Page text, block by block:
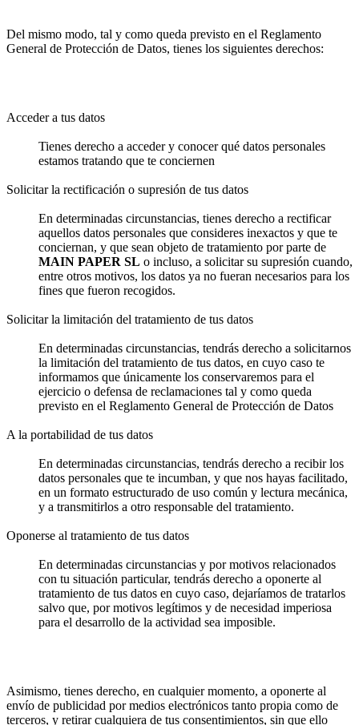
Del mismo modo, tal y como queda previsto en el Reglamento
General de Protección de Datos, tienes los siguientes derechos:
Acceder a tus datos
Tienes derecho a acceder y conocer qué datos personales
estamos tratando que te conciernen
Solicitar la rectificación o supresión de tus datos
En determinadas circunstancias, tienes derecho a rectificar
aquellos datos personales que consideres inexactos y que te
conciernan, y que sean objeto de tratamiento por parte de
MAIN PAPER SL o incluso, a solicitar su supresión cuando,
entre otros motivos, los datos ya no fueran necesarios para los
fines que fueron recogidos.
Solicitar la limitación del tratamiento de tus datos
En determinadas circunstancias, tendrás derecho a solicitarnos
la limitación del tratamiento de tus datos, en cuyo caso te
informamos que únicamente los conservaremos para el
ejercicio o defensa de reclamaciones tal y como queda
previsto en el Reglamento General de Protección de Datos
A la portabilidad de tus datos
En determinadas circunstancias, tendrás derecho a recibir los
datos personales que te incumban, y que nos hayas facilitado,
en un formato estructurado de uso común y lectura mecánica,
y a transmitirlos a otro responsable del tratamiento.
Oponerse al tratamiento de tus datos
En determinadas circunstancias y por motivos relacionados
con tu situación particular, tendrás derecho a oponerte al
tratamiento de tus datos en cuyo caso, dejaríamos de tratarlos
salvo que, por motivos legítimos y de necesidad imperiosa
para el desarrollo de la actividad sea imposible.
Asimismo, tienes derecho, en cualquier momento, a oponerte al
envío de publicidad por medios electrónicos tanto propia como de
terceros, y retirar cualquiera de tus consentimientos, sin que ello